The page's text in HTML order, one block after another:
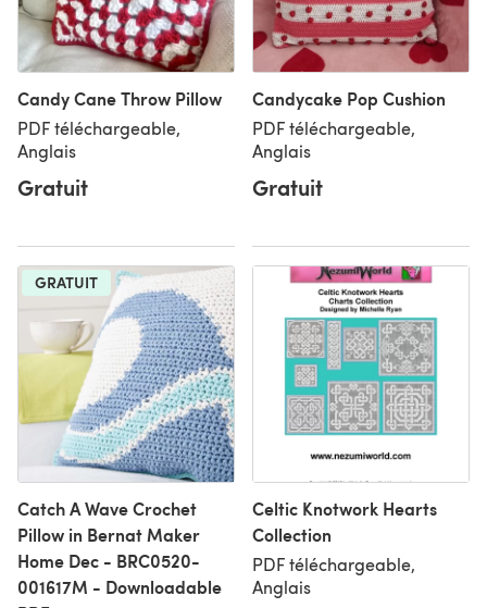
Candy Cane Throw Pillow
PDF téléchargeable,
Anglais
Gratuit
Candycake Pop Cushion
PDF téléchargeable,
Anglais
Gratuit
GRATUIT
Catch A Wave Crochet
Pillow in Bernat Maker
Home Dec - BRC0520-
001617M - Downloadable
Celtic Knotwork Hearts
Collection
PDF téléchargeable,
Anglais